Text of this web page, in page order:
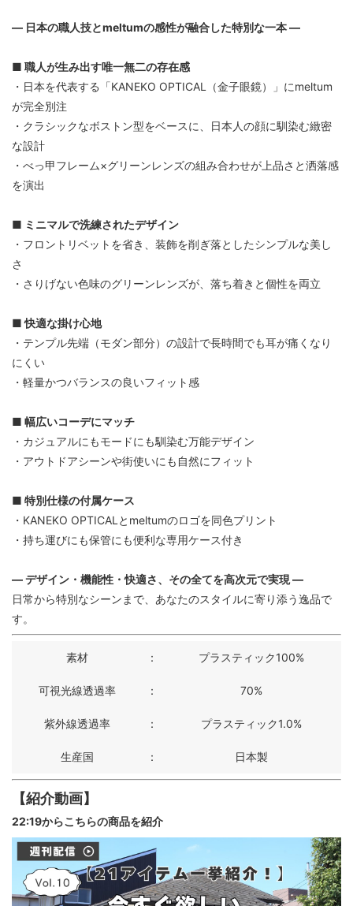
― 日本の職人技とmeltumの感性が融合した特別な一本 ―
■ 職人が生み出す唯一無二の存在感
・日本を代表する「KANEKO OPTICAL（金子眼鏡）」にmeltum
が完全別注
・クラシックなボストン型をベースに、日本人の顔に馴染む緻密
な設計
・べっ甲フレーム×グリーンレンズの組み合わせが上品さと洒落感
を演出
■ ミニマルで洗練されたデザイン
・フロントリベットを省き、装飾を削ぎ落としたシンプルな美し
さ
・さりげない色味のグリーンレンズが、落ち着きと個性を両立
■ 快適な掛け心地
・テンプル先端（モダン部分）の設計で長時間でも耳が痛くなり
にくい
・軽量かつバランスの良いフィット感
■ 幅広いコーデにマッチ
・カジュアルにもモードにも馴染む万能デザイン
・アウトドアシーンや街使いにも自然にフィット
■ 特別仕様の付属ケース
・KANEKO OPTICALとmeltumのロゴを同色プリント
・持ち運びにも保管にも便利な専用ケース付き
― デザイン・機能性・快適さ、その全てを高次元で実現 ―
日常から特別なシーンまで、あなたのスタイルに寄り添う逸品で
す。
素材 ： プラスティック100%
可視光線透過率 ： 70%
紫外線透過率 ： プラスティック1.0%
生産国 ： 日本製
【紹介動画】
22:19からこちらの商品を紹介